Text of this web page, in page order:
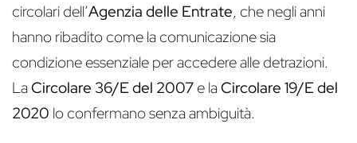
circolari dell’Agenzia delle Entrate, che negli anni
hanno ribadito come la comunicazione sia
condizione essenziale per accedere alle detrazioni.
LaCircolare 36/E del 2007e laCircolare 19/E del
2020 lo confermano senza ambiguità.